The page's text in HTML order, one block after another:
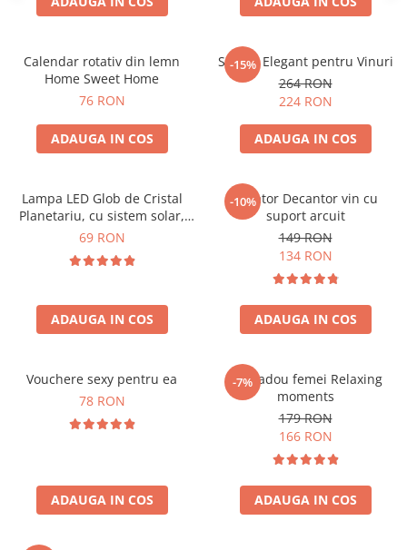
Calendar rotativ din lemn
Home Sweet Home
76 RON
ADAUGA IN COS
-15%
Suport Elegant pentru Vinuri
264 RON
224 RON
ADAUGA IN COS
Lampa LED Glob de Cristal
Planetariu, cu sistem solar,
cadou captivant
69 RON
ADAUGA IN COS
-10%
Aerator Decantor vin cu
suport arcuit
149 RON
134 RON
ADAUGA IN COS
Vouchere sexy pentru ea
78 RON
ADAUGA IN COS
-7%
Set cadou femei Relaxing
moments
179 RON
166 RON
ADAUGA IN COS